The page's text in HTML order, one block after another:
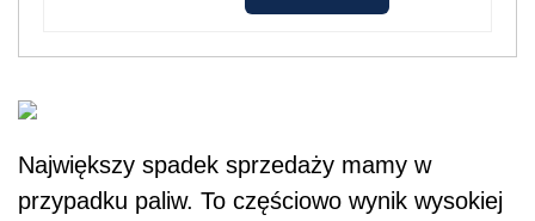
Największy spadek sprzedaży mamy w
przypadku paliw. To częściowo wynik wysokiej